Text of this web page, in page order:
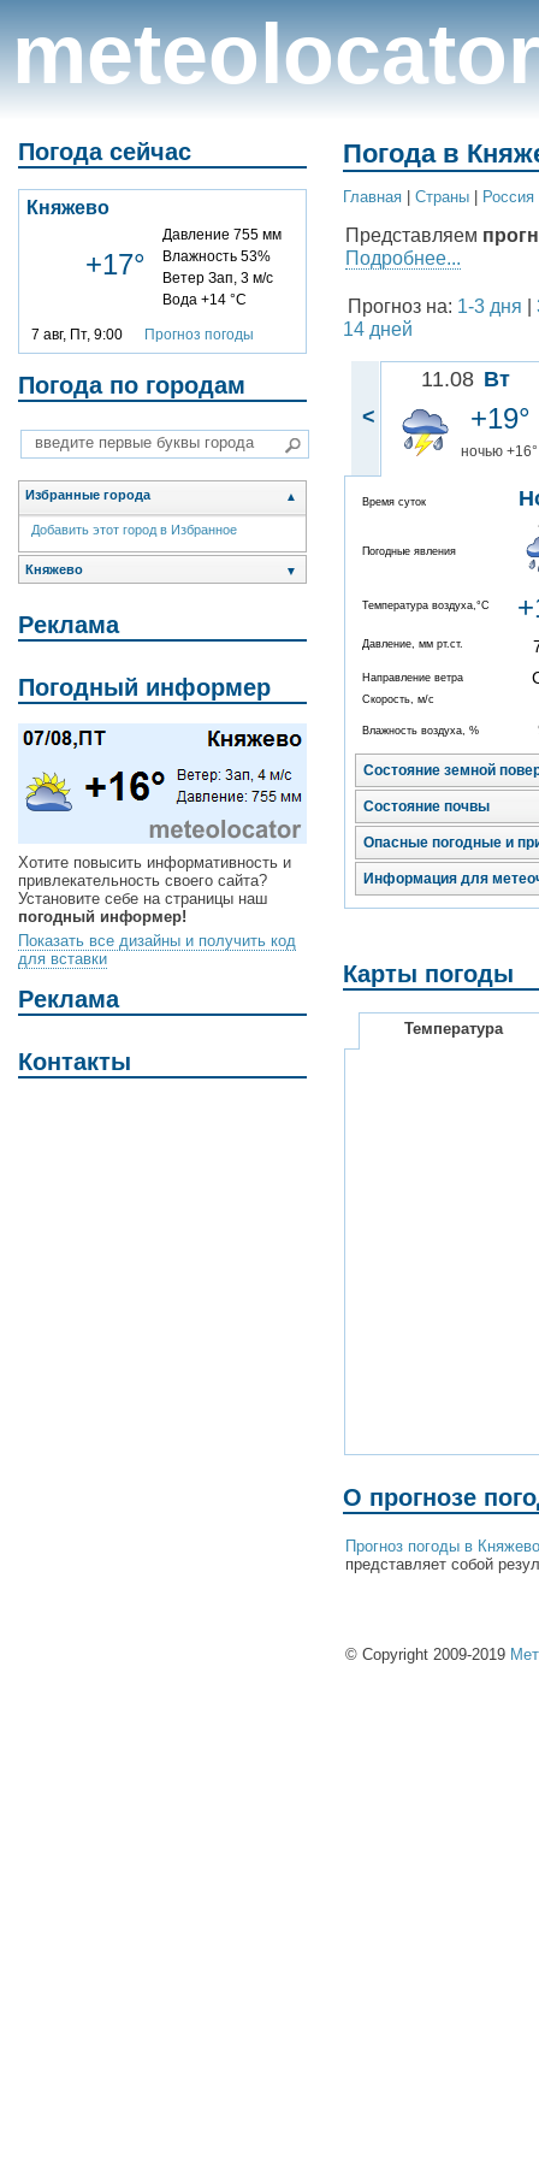
meteolocator
Погода сейчас
Княжево
+17°
Давление 755 мм
Влажность 53%
Ветер Зап, 3 м/с
Вода +14 °C
7 авг, Пт, 9:00 Прогноз погоды
Погода по городам
Избранные города ▲
Добавить этот город в Избранное
Княжево ▼
Реклама
Погодный информер
Хотите повысить информативность и
привлекательность своего сайта?
Установите себе на страницы наш
погодный информер!
Показать все дизайны и получить код
для вставки
Реклама
Контакты
Погода в
Главная Cтраны Россия
Представляем
Подробнее...
Прогноз на: 1-3 дня
14 дней
<
11.08 Вт
+19°
ночью +16°
Время суток
Погодные явления
Температура воздуха,°C
Давление, мм рт.ст.
Направление ветра
Скорость, м/с
Влажность воздуха, %
Состояние земной
Состояние почвы
Опасные погодные и
Информация для
Карты погоды
Температура
О прогнозе
Прогноз погоды в
представляет собой
© Copyright 2009-2019